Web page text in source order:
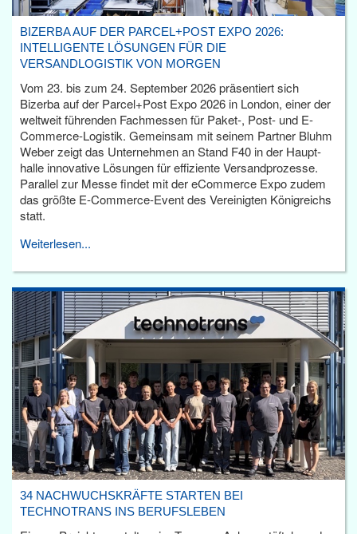
BIZERBA AUF DER PARCEL+POST EXPO 2026:
INTELLIGENTE LÖSUNGEN FÜR DIE
VERSANDLOGISTIK VON MORGEN
Vom 23. bis zum 24. September 2026 präsentiert sich
Bizerba auf der Parcel+Post Expo 2026 in London, einer der
weltweit führenden Fachmessen für Paket-, Post- und E-
Commerce-Logistik. Gemeinsam mit seinem Partner Bluhm
Weber zeigt das Unternehmen an Stand F40 in der Haupt­
halle innovative Lösungen für effiziente Versandprozesse.
Parallel zur Messe findet mit der eCommerce Expo zudem
das größte E-Commerce-Event des Vereinigten Königreichs
statt.
Weiterlesen...
34 NACHWUCHSKRÄFTE STARTEN BEI
TECHNOTRANS INS BERUFSLEBEN